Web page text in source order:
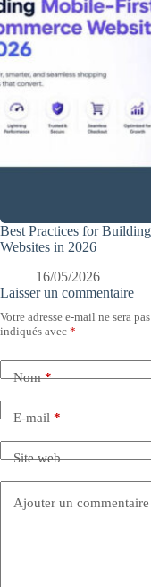
Best Practices for
Websites in 2026
16/05/2026
Laisser un commentaire
Votre adresse e-mail ne sera
indiqués avec *
Nom*
E-mail*
Site web
Ajouter un commentaire